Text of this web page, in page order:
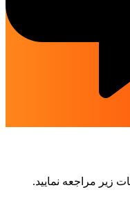
مراجعه نمایید.